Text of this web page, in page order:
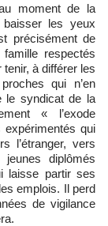
moment de la
les yeux
précisément de
respectés
à différer les
qui n’en
le syndicat de la
« l’exode
qui
l’étranger, vers
diplômés
laisse partir ses
emplois. Il perd
de vigilance